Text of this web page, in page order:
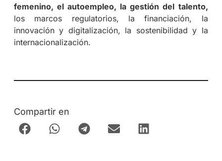
femenino, el autoempleo, la gestión del talento,
los marcos regulatorios, la financiación, la
innovación y digitalización, la sostenibilidad y la
internacionalización.
Compartir en